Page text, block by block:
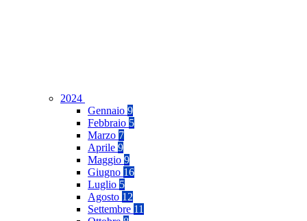
2024
Gennaio 9
Febbraio 5
Marzo 7
Aprile 9
Maggio 9
Giugno 16
Luglio 5
Agosto 12
Settembre 11